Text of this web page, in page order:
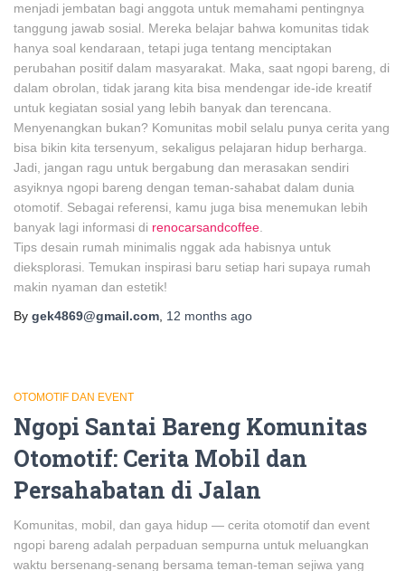
menjadi jembatan bagi anggota untuk memahami pentingnya
tanggung jawab sosial. Mereka belajar bahwa komunitas tidak
hanya soal kendaraan, tetapi juga tentang menciptakan
perubahan positif dalam masyarakat. Maka, saat ngopi bareng, di
dalam obrolan, tidak jarang kita bisa mendengar ide-ide kreatif
untuk kegiatan sosial yang lebih banyak dan terencana.
Menyenangkan bukan? Komunitas mobil selalu punya cerita yang
bisa bikin kita tersenyum, sekaligus pelajaran hidup berharga.
Jadi, jangan ragu untuk bergabung dan merasakan sendiri
asyiknya ngopi bareng dengan teman-sahabat dalam dunia
otomotif. Sebagai referensi, kamu juga bisa menemukan lebih
banyak lagi informasi di renocarsandcoffee
Tips desain rumah minimalis nggak ada habisnya untuk
dieksplorasi. Temukan inspirasi baru setiap hari supaya rumah
makin nyaman dan estetik!
By gek4869@gmail.com 12 months ago
OTOMOTIF DAN EVENT
Ngopi Santai Bareng Komunitas
Otomotif: Cerita Mobil dan
Persahabatan di Jalan
Komunitas, mobil, dan gaya hidup — cerita otomotif dan event
ngopi bareng adalah perpaduan sempurna untuk meluangkan
waktu bersenang-senang bersama teman-teman sejiwa yang